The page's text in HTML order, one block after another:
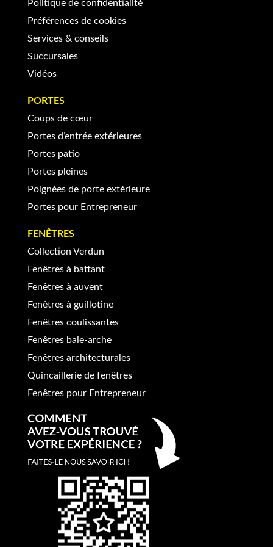
Saint-Basile-le-Grand, QC
J3N, Canada
PORTE ET FENÊTRES VERDUN À SAINT-
370 Rue Laberge, Saint-Jean-
sur-Richelieu, QC J3A 1S2,
Canada
Politique de confidentialité
Préférences de cookies
Services & conseils
Succursales
Vidéos
PORTES
Coups de cœur
Portes d’entrée extérieures
Portes patio
Portes pleines
Poignées de porte extérieure
Portes pour Entrepreneur
FENÊTRES
Collection Verdun
Fenêtres à battant
Fenêtres à auvent
Fenêtres à guillotine
Fenêtres coulissantes
Fenêtres baie-arche
Fenêtres architecturales
Quincaillerie de fenêtres
Fenêtres pour Entrepreneur